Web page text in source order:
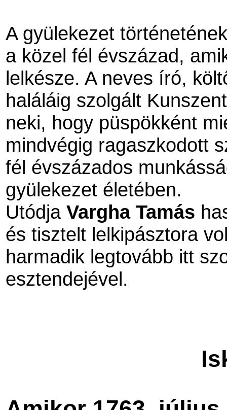
A gyülekezet
a közel fél évszázad,
lelkésze. A neves író,
haláláig szolgált
neki, hogy püspökként
mindvégig ragaszkodott
fél évszázados
gyülekezet életében.
Utódja Vargha Tamás
és tisztelt lelkipásztora
harmadik legtovább itt
esztendejével.